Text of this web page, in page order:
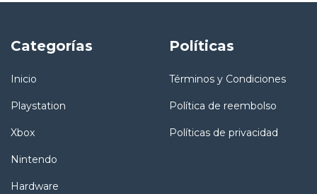
Categorías
Inicio
Playstation
Xbox
Nintendo
Hardware
Políticas
Términos y Condiciones
Política de reembolso
Políticas de privacidad